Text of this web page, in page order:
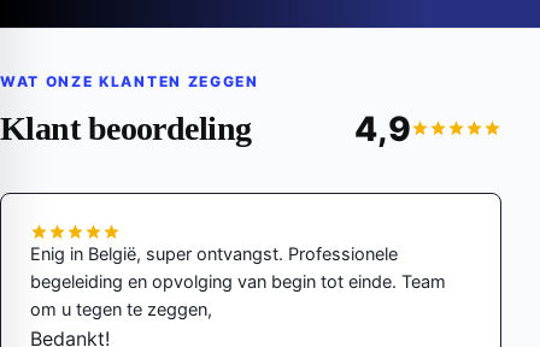
WAT ONZE KLANTEN ZEGGEN
Klant beoordeling 4,9
Enig in België, super ontvangst. Professionele
begeleiding en opvolging van begin tot einde. Team
om u tegen te zeggen,
Bedankt!